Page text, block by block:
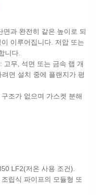
과 완전히 같은 높이로 되
이루어집니다. 저압 또는
니다.
고무, 석면 또는 금속 랩 개
면 설치 중에 플랜지가 평
조가 없으며 가스켓 분해
LF2(저온 사용 조건).
립식 파이프의 모듈형 또